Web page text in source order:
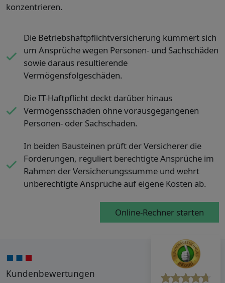
konzentrieren.
Die Betriebshaftpflichtversicherung kümmert sich
um Ansprüche wegen Personen- und Sachschäden
sowie daraus resultierende
Vermögensfolgeschäden.
Die IT-Haftpflicht deckt darüber hinaus
Vermögensschäden ohne vorausgegangenen
Personen- oder Sachschaden.
In beiden Bausteinen prüft der Versicherer die
Forderungen, reguliert berechtigte Ansprüche im
Rahmen der Versicherungssumme und wehrt
unberechtigte Ansprüche auf eigene Kosten ab.
Online-Rechner starten
Kundenbewertungen